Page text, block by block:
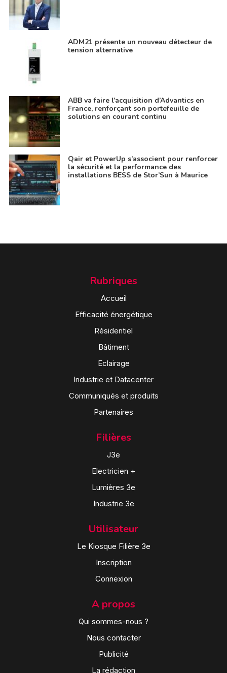
ADM21 présente un nouveau détecteur de
tension alternative
ABB va faire l’acquisition d’Advantics en
France, renforçant son portefeuille de
solutions en courant continu
Qair et PowerUp s’associent pour renforcer
la sécurité et la performance des
installations BESS de Stor’Sun à Maurice
Rubriques
Accueil
Efficacité énergétique
Résidentiel
Bâtiment
Eclairage
Industrie et Datacenter
Communiqués et produits
Partenaires
Filières
J3e
Electricien +
Lumières 3e
Industrie 3e
Utilisateur
Le Kiosque Filière 3e
Inscription
Connexion
A propos
Qui sommes-nous ?
Nous contacter
Publicité
La rédaction